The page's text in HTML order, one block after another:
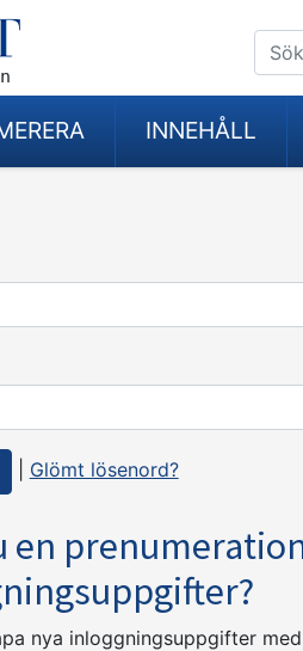
INNEHÅLL
Glömt lösenord?
en
nya inloggningsuppgifter